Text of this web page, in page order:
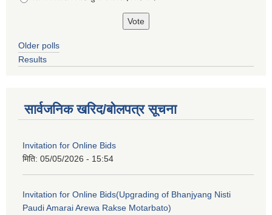
Older polls
Results
सार्वजनिक खरिद/बोलपत्र सूचना
Invitation for Online Bids
मिति: 05/05/2026 - 15:54
Invitation for Online Bids(Upgrading of Bhanjyang Nisti
Paudi Amarai Arewa Rakse Motarbato)